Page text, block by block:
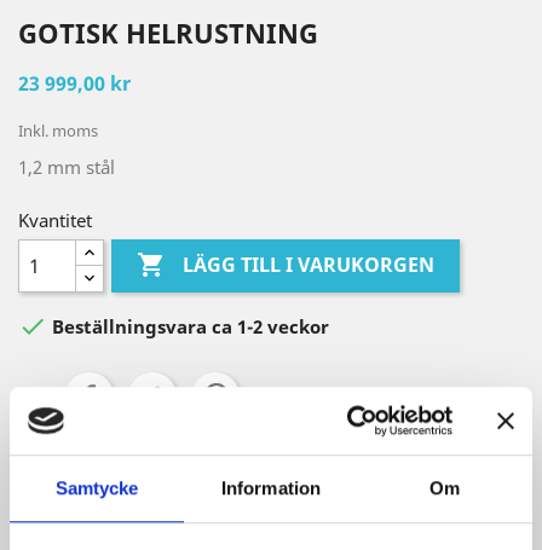
Samtycke Information Om
GOTISK HELRUSTNING
23 999,00 kr
Inkl. moms
1,2 mm stål
Kvantitet
 LÄGG TILL I VARUKORGEN
 Beställningsvara ca 1-2 veckor
Säkra betalningar